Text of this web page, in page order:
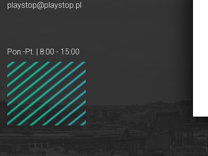
playstop@playstop.pl
Pon.-Pt. | 8:00 - 15:00